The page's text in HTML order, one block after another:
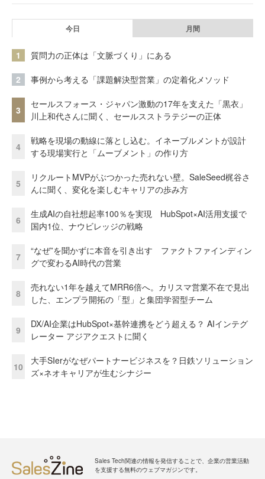
今日 月間
1 質問力の正体は「文脈づくり」にある
2 事例から考える「課題解決型営業」の定着化メソッド
3
セールスフォース・ジャパン激動の17年を支えた「黒衣」
川上和代さんに聞く、セールスストラテジーの正体
4
戦略を現場の動線に落とし込む。イネーブルメントが設計
する現場実行と「ムーブメント」の作り方
5
リクルートMVPがぶつかった売れない壁。SaleSeed梶谷さ
んに聞く、変化を楽しむキャリアの歩み方
6
生成AIの自社想起率100％を実現 HubSpot×AI活用支援で
国内1位、ナウビレッジの戦略
7
“なぜ”を聞かずに本音を引き出す ファクトファインディン
グで変わるAI時代の営業
8
売れない1年を越えてMRR6倍へ。カリスマ営業不在で見出
した、エンプラ開拓の「型」と集団学習型チーム
9
DX/AI企業はHubSpot×基幹連携をどう超える？ AIインテグ
レーター アジアクエストに聞く
10
大手SIerがなぜパートナービジネスを？日鉄ソリューション
ズ×ネオキャリアが生むシナジー
Sales Tech関連の情報を発信することで、企業の営業活動
を支援する無料のウェブマガジンです。